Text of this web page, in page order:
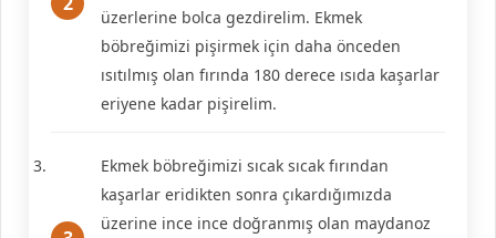
üzerlerine bolca gezdirelim. Ekmek
böbreğimizi pişirmek için daha önceden
ısıtılmış olan fırında 180 derece ısıda kaşarlar
eriyene kadar pişirelim.
Ekmek böbreğimizi sıcak sıcak fırından
kaşarlar eridikten sonra çıkardığımızda
üzerine ince ince doğranmış olan maydanoz